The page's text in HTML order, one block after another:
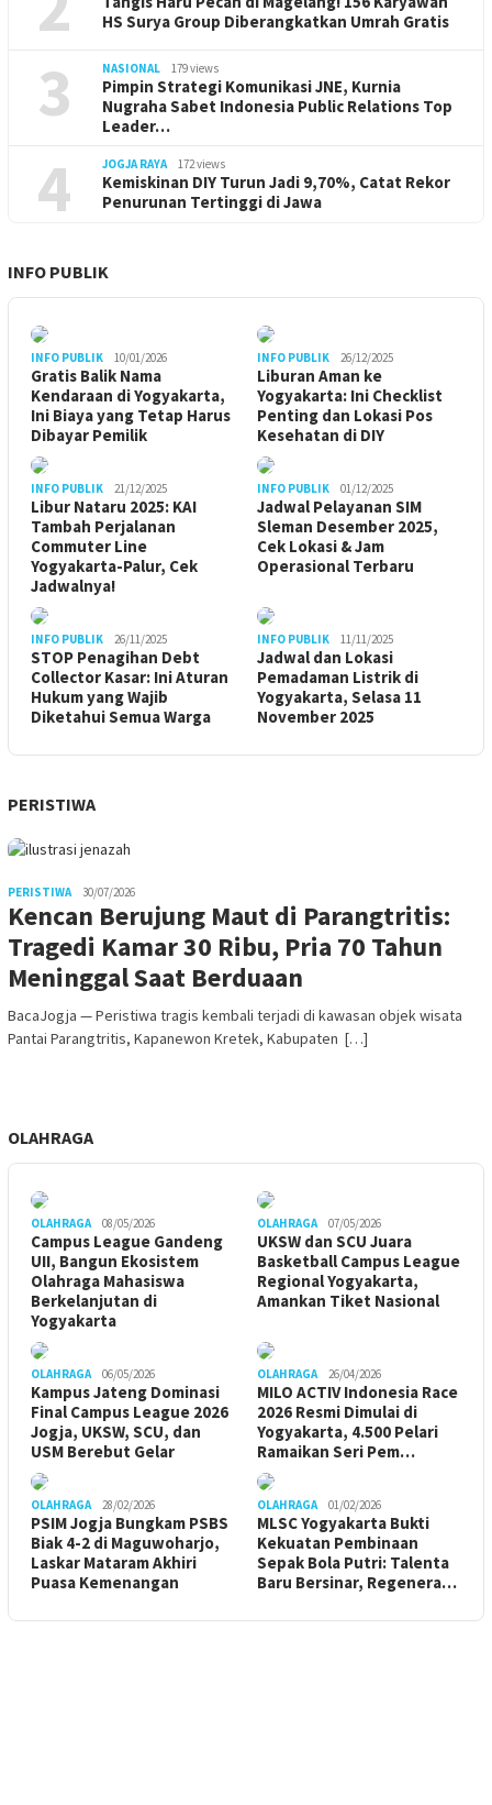
HS Surya Group Diberangkatkan Umrah Gratis
3 NASIONAL 179 views
Pimpin Strategi Komunikasi JNE, Kurnia
Nugraha Sabet Indonesia Public Relations Top
Leader…
4 JOGJA RAYA 172 views
Kemiskinan DIY Turun Jadi 9,70%, Catat Rekor
Penurunan Tertinggi di Jawa
INFO PUBLIK
INFO PUBLIK 10/01/2026
Gratis Balik Nama
Kendaraan di Yogyakarta,
Ini Biaya yang Tetap Harus
Dibayar Pemilik
INFO PUBLIK 26/12/2025
Liburan Aman ke
Yogyakarta: Ini Checklist
Penting dan Lokasi Pos
Kesehatan di DIY
INFO PUBLIK 21/12/2025
Libur Nataru 2025: KAI
Tambah Perjalanan
Commuter Line
Yogyakarta-Palur, Cek
Jadwalnya!
INFO PUBLIK 01/12/2025
Jadwal Pelayanan SIM
Sleman Desember 2025,
Cek Lokasi & Jam
Operasional Terbaru
INFO PUBLIK 26/11/2025
STOP Penagihan Debt
Collector Kasar: Ini Aturan
Hukum yang Wajib
Diketahui Semua Warga
INFO PUBLIK 11/11/2025
Jadwal dan Lokasi
Pemadaman Listrik di
Yogyakarta, Selasa 11
November 2025
PERISTIWA
PERISTIWA 30/07/2026
Kencan Berujung Maut di Parangtritis:
Tragedi Kamar 30 Ribu, Pria 70 Tahun
Meninggal Saat Berduaan
BacaJogja — Peristiwa tragis kembali terjadi di kawasan objek wisata
Pantai Parangtritis, Kapanewon Kretek, Kabupaten […]
OLAHRAGA
OLAHRAGA 08/05/2026
Campus League Gandeng
UII, Bangun Ekosistem
Olahraga Mahasiswa
Berkelanjutan di
Yogyakarta
OLAHRAGA 07/05/2026
UKSW dan SCU Juara
Basketball Campus League
Regional Yogyakarta,
Amankan Tiket Nasional
OLAHRAGA 06/05/2026
Kampus Jateng Dominasi
Final Campus League 2026
Jogja, UKSW, SCU, dan
USM Berebut Gelar
OLAHRAGA 26/04/2026
MILO ACTIV Indonesia Race
2026 Resmi Dimulai di
Yogyakarta, 4.500 Pelari
Ramaikan Seri Pem…
OLAHRAGA 28/02/2026
PSIM Jogja Bungkam PSBS
Biak 4-2 di Maguwoharjo,
Laskar Mataram Akhiri
Puasa Kemenangan
OLAHRAGA 01/02/2026
MLSC Yogyakarta Bukti
Kekuatan Pembinaan
Sepak Bola Putri: Talenta
Baru Bersinar, Regenera…